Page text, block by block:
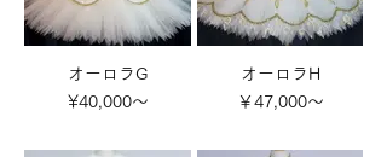
オーロラG
¥40,000～
オーロラH
￥47,000～